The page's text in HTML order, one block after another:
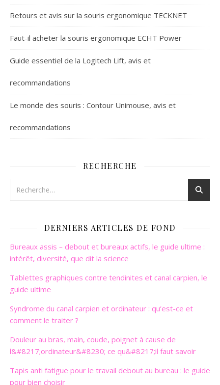
Retours et avis sur la souris ergonomique TECKNET
Faut-il acheter la souris ergonomique ECHT Power
Guide essentiel de la Logitech Lift, avis et
recommandations
Le monde des souris : Contour Unimouse, avis et
recommandations
RECHERCHE
DERNIERS ARTICLES DE FOND
Bureaux assis – debout et bureaux actifs, le guide ultime :
intérêt, diversité, que dit la science
Tablettes graphiques contre tendinites et canal carpien, le
guide ultime
Syndrome du canal carpien et ordinateur : qu’est-ce et
comment le traiter ?
Douleur au bras, main, coude, poignet à cause de
l&#8217;ordinateur&#8230; ce qu&#8217;il faut savoir
Tapis anti fatigue pour le travail debout au bureau : le guide
pour bien choisir